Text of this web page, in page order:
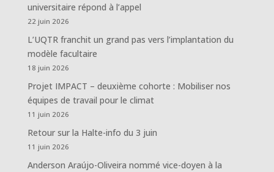
universitaire répond à l’appel
22 juin 2026
L’UQTR franchit un grand pas vers l’implantation du
modèle facultaire
18 juin 2026
Projet IMPACT – deuxième cohorte : Mobiliser nos
équipes de travail pour le climat
11 juin 2026
Retour sur la Halte-info du 3 juin
11 juin 2026
Anderson Araújo-Oliveira nommé vice-doyen à la